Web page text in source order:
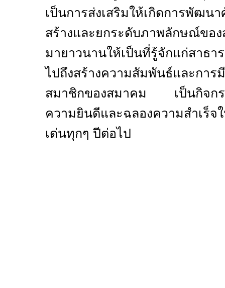
เป็นการส่งเสริมให้เกิดการพัฒน
สร้างและยกระดับภาพลักษณ์ขอ
มายาวนานให้เป็นที่รู้จักแก่สา
ไปถึงสร้างความสัมพันธ์และการ
สมาชิกของสมาคม เป็นกิจกร
ความยินดีและฉลองความสำเร็จ
เด่นทุกๆ ปีต่อไป